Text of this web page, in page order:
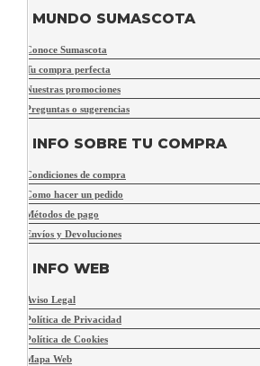
MUNDO SUMASCOTA
Conoce Sumascota
Tu compra perfecta
Nuestras promociones
Preguntas o sugerencias
INFO SOBRE TU COMPRA
Condiciones de compra
Como hacer un pedido
Métodos de pago
Envíos y Devoluciones
INFO WEB
Aviso Legal
Política de Privacidad
Política de Cookies
Mapa Web